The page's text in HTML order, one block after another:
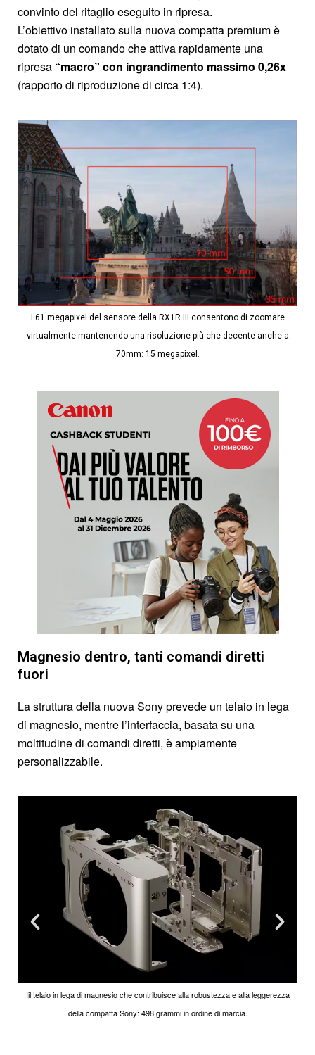
convinto del ritaglio eseguito in ripresa.
L’obiettivo installato sulla nuova compatta premium è
dotato di un comando che attiva rapidamente una
ripresa “macro” con ingrandimento massimo 0,26x
(rapporto di riproduzione di circa 1:4).
I 61 megapixel del sensore della RX1R III consentono di zoomare
virtualmente mantenendo una risoluzione più che decente anche a
70mm: 15 megapixel.
Magnesio dentro, tanti comandi diretti
fuori
La struttura della nuova Sony prevede un telaio in lega
di magnesio, mentre l’interfaccia, basata su una
moltitudine di comandi diretti, è ampiamente
personalizzabile.
Linee tese ed essenziali fanno da supporto a comandi razionali e profondamente
personalizzabili. Sulla calotta si notino la slitta accessori MI e la presa filettata per il